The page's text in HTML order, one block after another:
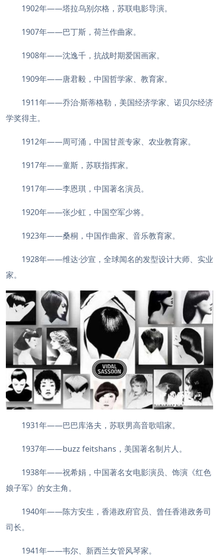
1902年——塔拉乌别尔格，苏联电影导演。
1907年——巴丁斯，荷兰作曲家。
1908年——沈逸千，抗战时期爱国画家。
1909年——唐君毅，中国哲学家、教育家。
1911年——乔治·斯蒂格勒，美国经济学家、诺贝尔经济
学奖得主。
1912年——周可涌，中国甘蔗专家、农业教育家。
1917年——童斯，苏联指挥家。
1917年——李恩琪，中国著名演员。
1920年——张少虹，中国空军少将。
1923年——桑桐，中国作曲家、音乐教育家。
1928年——维达·沙宣，全球闻名的发型设计大师、实业
家。
1931年——巴巴库洛夫，苏联男高音歌唱家。
1937年——buzz feitshans，美国著名制片人。
1938年——祝希娟，中国著名女电影演员、饰演《红色
娘子军》的女主角。
1940年——陈方安生，香港政府官员、曾任香港政务司
司长。
1941年——韦尔、新西兰女管风琴家。